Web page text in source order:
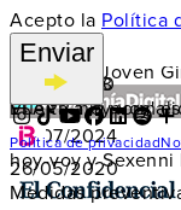
28/10/2024
Incorpora Joven
02/07/2024
hoy-voy y
La xarxa.cat: Una
07/03/2013
El APP 'hoy-voy'
01/06/2020
Vuelta a la
26/05/2020
Medidas
Acepto la Política
Enviar
Política de privacidad